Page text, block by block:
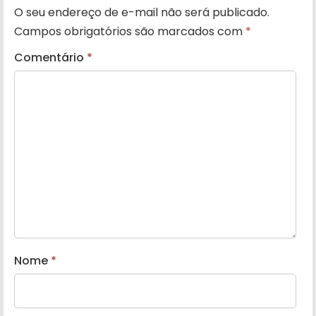
O seu endereço de e-mail não será publicado.
Campos obrigatórios são marcados com *
Comentário *
Nome *